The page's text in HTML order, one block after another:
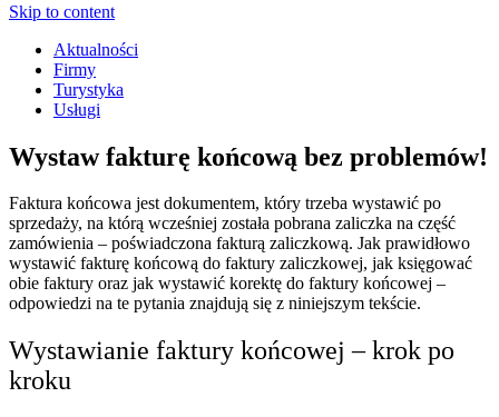
Skip to content
Aktualności
Firmy
Turystyka
Usługi
Wystaw fakturę końcową bez problemów!
Faktura końcowa jest dokumentem, który trzeba wystawić po
sprzedaży, na którą wcześniej została pobrana zaliczka na część
zamówienia – poświadczona fakturą zaliczkową. Jak prawidłowo
wystawić fakturę końcową do faktury zaliczkowej, jak księgować
obie faktury oraz jak wystawić korektę do faktury końcowej –
odpowiedzi na te pytania znajdują się z niniejszym tekście.
Wystawianie faktury końcowej – krok po
kroku